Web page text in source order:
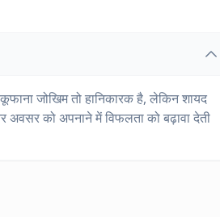
जोखिम तो हानिकारक है, लेकिन शायद
अवसर को अपनाने में विफलता को बढ़ावा देती